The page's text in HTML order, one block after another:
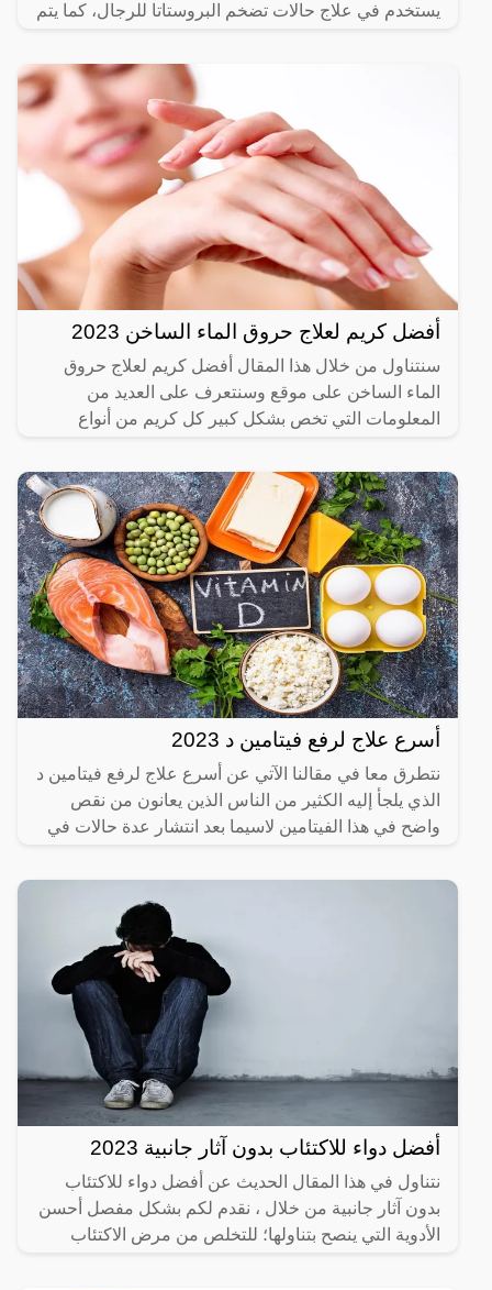
يستخدم في علاج حالات تضخم البروستاتا للرجال، كما يتم
أفضل كريم لعلاج حروق الماء الساخن 2023
سنتناول من خلال هذا المقال أفضل كريم لعلاج حروق
الماء الساخن على موقع وسنتعرف على العديد من
المعلومات التي تخص بشكل كبير كل كريم من أنواع
أسرع علاج لرفع فيتامين د 2023
نتطرق معا في مقالنا الآتي عن أسرع علاج لرفع فيتامين د
الذي يلجأ إليه الكثير من الناس الذين يعانون من نقص
واضح في هذا الفيتامين لاسيما بعد انتشار عدة حالات في
أفضل دواء للاكتئاب بدون آثار جانبية 2023
نتناول في هذا المقال الحديث عن أفضل دواء للاكتئاب
بدون آثار جانبية من خلال ، نقدم لكم بشكل مفصل أحسن
الأدوية التي ينصح بتناولها؛ للتخلص من مرض الاكتئاب